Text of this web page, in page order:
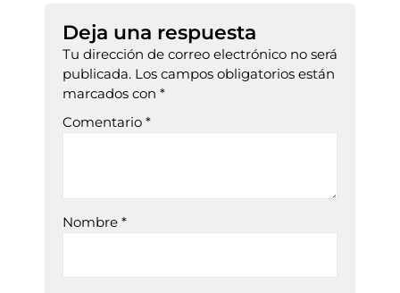
Deja una respuesta
Tu dirección de correo electrónico no será
publicada. Los campos obligatorios están
marcados con *
Comentario *
Nombre *